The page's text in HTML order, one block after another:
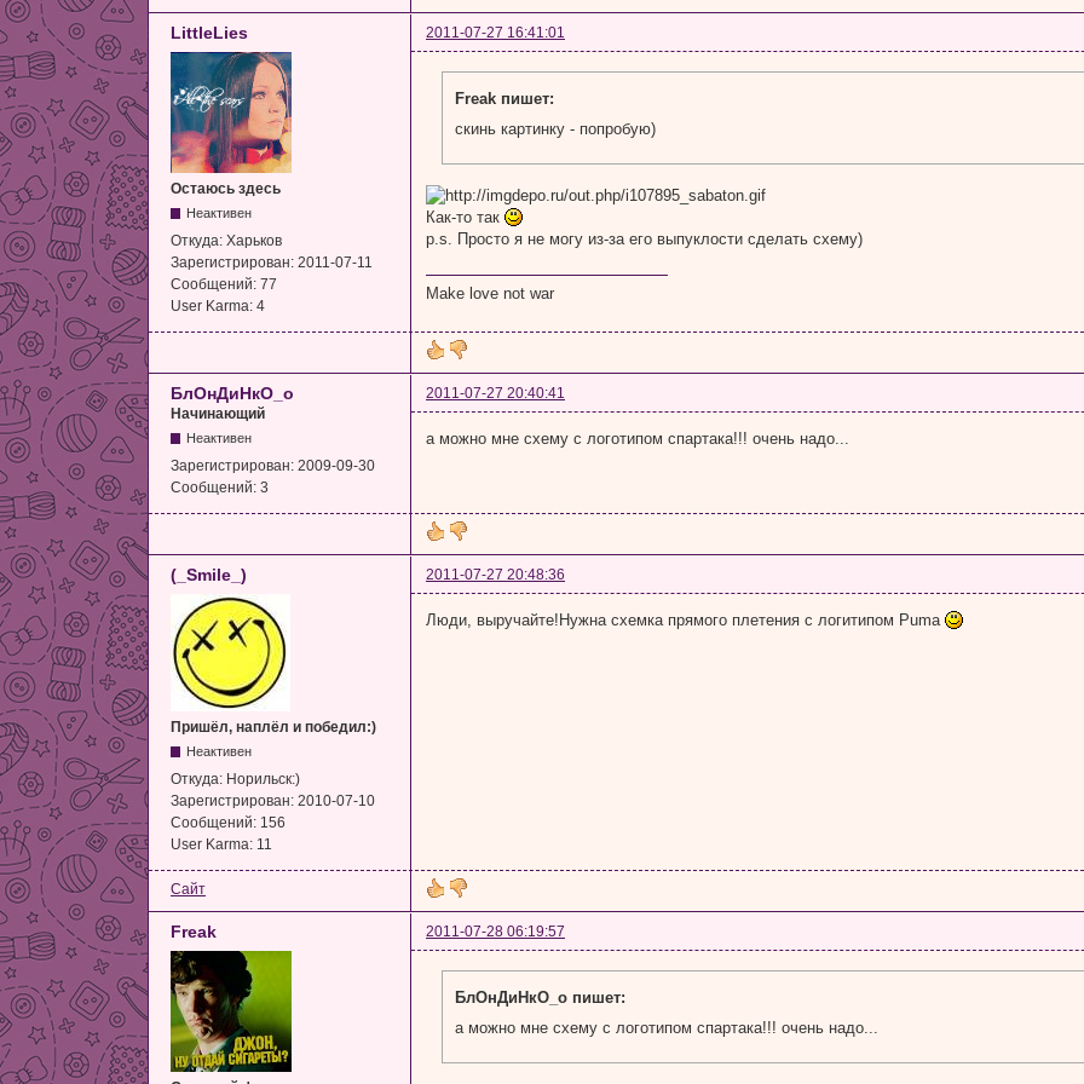
LittleLies 2011-07-27 16:41:01
Остаюсь здесь
Неактивен
Откуда: Харьков
Зарегистрирован: 2011-07-11
Сообщений: 77
User Karma: 4
Freak пишет:
cкинь картинку - попробую)
Как-то так
p.s. Просто я не могу из-за его выпуклости сделать схему)
Make love not war
БлОнДиНкО_о
2011-07-27 20:40:41
Начинающий
Неактивен
Зарегистрирован: 2009-09-30
Сообщений: 3
а можно мне схему с логотипом спартака!!! очень надо...
(_Smile_) 2011-07-27 20:48:36
Пришёл, наплёл и победил:)
Неактивен
Откуда: Норильск:)
Зарегистрирован: 2010-07-10
Сообщений: 156
User Karma: 11
Люди, выручайте!Нужна схемка прямого плетения с логитипом Puma
Сайт
Freak 2011-07-28 06:19:57
БлОнДиНкО_о пишет:
а можно мне схему с логотипом спартака!!! очень надо...